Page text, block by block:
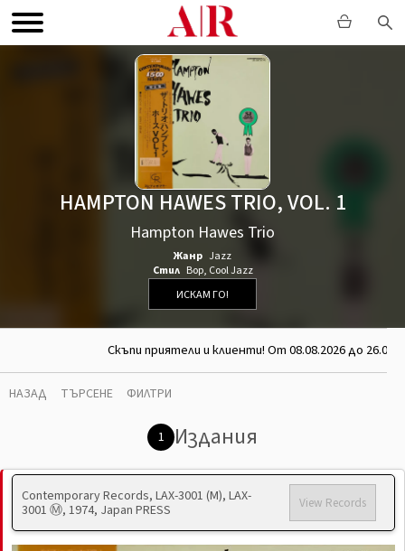
HAMPTON HAWES TRIO, VOL. 1
Hampton Hawes Trio
Жанр Jazz
Стил Bop, Cool Jazz
ИСКАМ ГО!
Скъпи приятели и клиенти! От 08.08.2026 до
НАЗАД ТЪРСЕНЕ ФИЛТРИ
1 Издания
Contemporary Records, LAX-3001 (M), LAX-
3001 Ⓜ, 1974, Japan PRESS
View Records